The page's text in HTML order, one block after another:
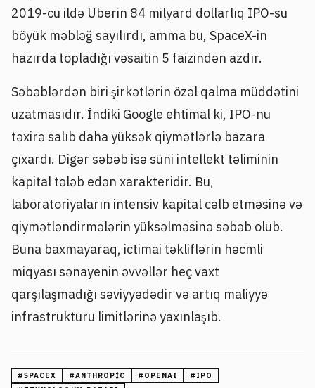
2019-cu ildə Uberin 84 milyard dollarlıq IPO-su
böyük məbləğ sayılırdı, amma bu, SpaceX-in
hazırda topladığı vəsaitin 5 faizindən azdır.
Səbəblərdən biri şirkətlərin özəl qalma müddətini
uzatmasıdır. İndiki Google ehtimal ki, IPO-nu
təxirə salıb daha yüksək qiymətlərlə bazara
çıxardı. Digər səbəb isə süni intellekt təliminin
kapital tələb edən xarakteridir. Bu,
laboratoriyaların intensiv kapital cəlb etməsinə və
qiymətləndirmələrin yüksəlməsinə səbəb olub.
Buna baxmayaraq, ictimai təkliflərin həcmli
miqyası sənayenin əvvəllər heç vaxt
qarşılaşmadığı səviyyədədir və artıq maliyyə
infrastrukturu limitlərinə yaxınlaşıb.
#SPACEX #ANTHROPIC # OPENAI # IPO